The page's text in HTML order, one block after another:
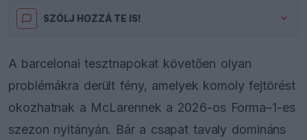
SZÓLJ HOZZÁ TE IS!
A barcelonai tesztnapokat követően olyan
problémákra derült fény, amelyek komoly fejtörést
okozhatnak a McLarennek a 2026-os Forma–1-es
szezon nyitányán. Bár a csapat tavaly domináns